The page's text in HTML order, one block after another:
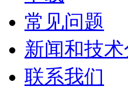
常见问题
新闻和技
联系我们